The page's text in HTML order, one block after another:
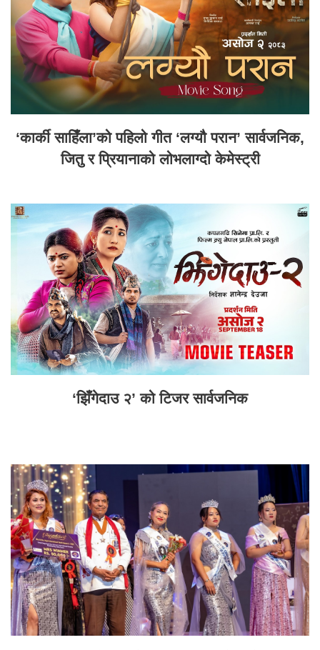
‘कार्की साहिँला’को पहिलो गीत ‘लग्यौ परान’ सार्वजनिक,
जितु र प्रियानाको लोभलाग्दो केमेस्ट्री
‘झिँगेदाउ २’ को टिजर सार्वजनिक